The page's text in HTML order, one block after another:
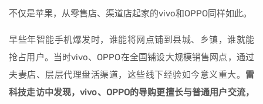
不仅是苹果，从零售店、渠道店起家的vivo和OPPO同样如此。
早些年智能手机爆发时，谁能将网点铺到县城、乡镇，谁就能
抢占用户。当时vivo、OPPO在全国铺设大规模销售网点，通过
夫妻店、层层代理盘活渠道，这些线下经验如今意义重大。 雷
科技走访中发现，vivo、OPPO的导购更擅长与普通用户交流，